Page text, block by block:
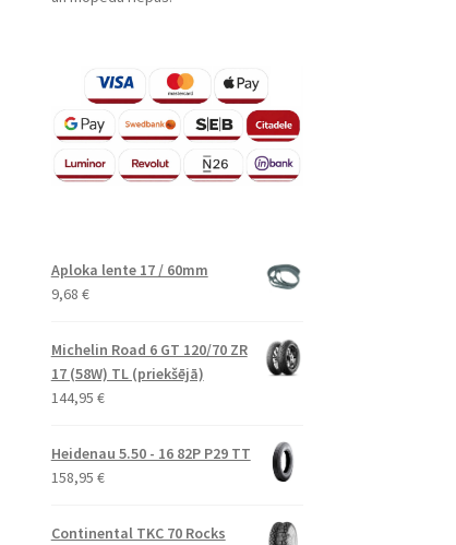
Aploka lente 17 / 60mm
9,68 €
Michelin Road 6 GT 120/70 ZR
17 (58W) TL (priekšējā)
144,95 €
Heidenau 5.50 - 16 82P P29 TT
158,95 €
Continental TKC 70 Rocks